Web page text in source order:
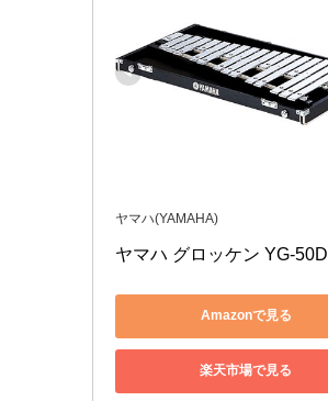
ヤマハ(YAMAHA)
ヤマハ グロッケン YG-50D
Amazonで見る
楽天市場で見る